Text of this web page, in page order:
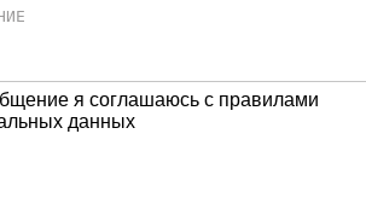
я соглашаюсь с правилами
данных